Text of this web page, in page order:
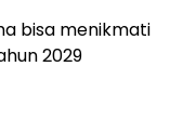
bisa menikmati
2029